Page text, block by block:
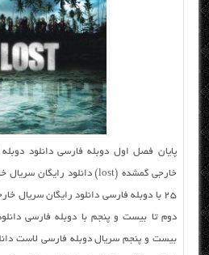
۲۵ با دوبله فارسی دانلود رایگان
دوم تا بیست و پنجم با دوبله فارسی